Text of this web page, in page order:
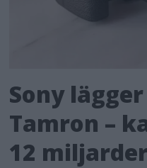
Sony
Tamron –
12